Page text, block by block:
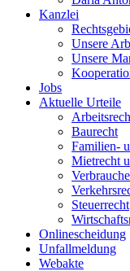
Kanzlei
Unsere
Unsere
Jobs
Aktuelle Urteile
Baurecht
Familien-
Mietrecht
Steuerrecht
Onlinescheidung
Unfallmeldung
Webakte